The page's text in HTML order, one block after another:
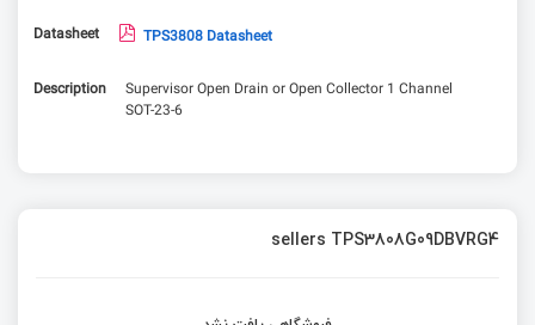
Datasheet TPS3808 Datasheet
Description
Supervisor Open Drain or Open Collector 1 Channel
SOT-23-6
sellers TPS3808G09DBVRG4